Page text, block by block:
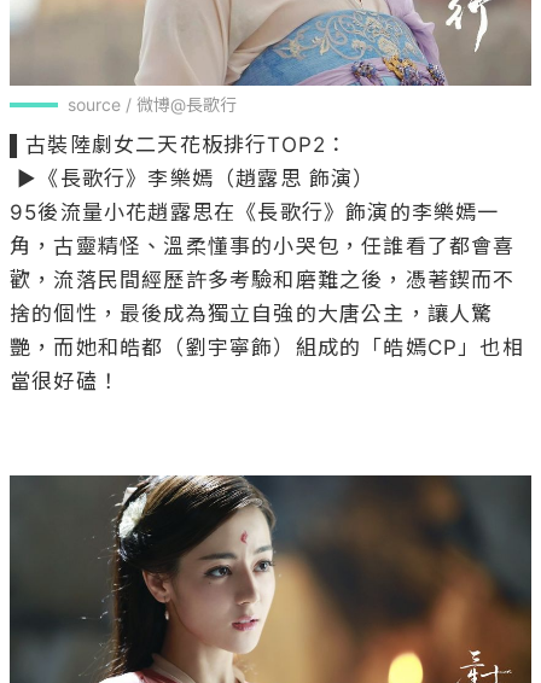
source / 微博@長歌行
▌古裝陸劇女二天花板排行TOP2：
95後流量小花趙露思在《長歌行》飾演的李樂嫣一
角，古靈精怪、溫柔懂事的小哭包，任誰看了都會喜
歡，流落民間經歷許多考驗和磨難之後，憑著鍥而不
捨的個性，最後成為獨立自強的大唐公主，讓人驚
艷，而她和皓都（劉宇寧飾）組成的「皓嫣CP」也相
當很好磕！